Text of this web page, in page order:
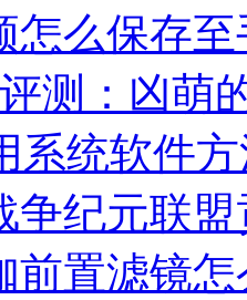
怎么保存至
测：凶萌
系统软件
争纪元联
前置滤镜怎